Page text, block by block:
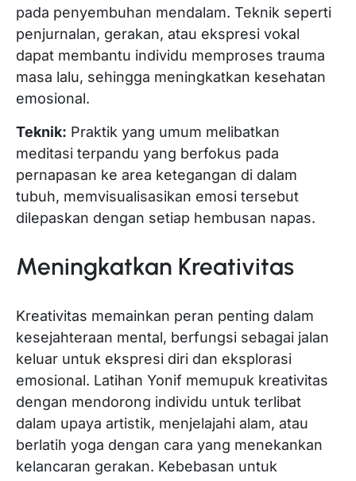
pada penyembuhan mendalam. Teknik seperti
penjurnalan, gerakan, atau ekspresi vokal
dapat membantu individu memproses trauma
masa lalu, sehingga meningkatkan kesehatan
emosional.
Teknik: Praktik yang umum melibatkan
meditasi terpandu yang berfokus pada
pernapasan ke area ketegangan di dalam
tubuh, memvisualisasikan emosi tersebut
dilepaskan dengan setiap hembusan napas.
Meningkatkan Kreativitas
Kreativitas memainkan peran penting dalam
kesejahteraan mental, berfungsi sebagai jalan
keluar untuk ekspresi diri dan eksplorasi
emosional. Latihan Yonif memupuk kreativitas
dengan mendorong individu untuk terlibat
dalam upaya artistik, menjelajahi alam, atau
berlatih yoga dengan cara yang menekankan
kelancaran gerakan. Kebebasan untuk